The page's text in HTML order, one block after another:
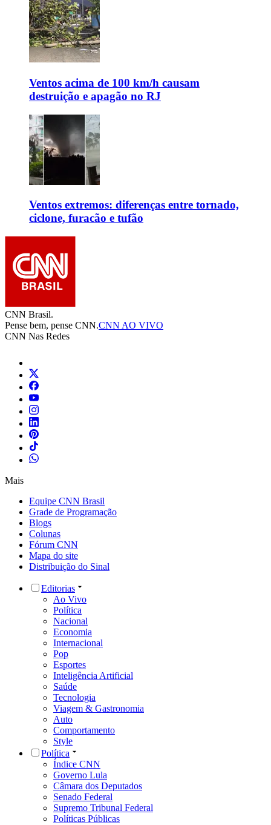
Ventos acima de 100 km/h causam
destruição e apagão no RJ
Ventos extremos: diferenças entre tornado,
ciclone, furacão e tufão
CNN Brasil.
Pense bem, pense CNN.CNN AO VIVO
CNN Nas Redes
Mais
Equipe CNN Brasil
Grade de Programação
Blogs
Colunas
Fórum CNN
Mapa do site
Distribuição do Sinal
Editorias
Ao Vivo
Política
Nacional
Economia
Internacional
Pop
Esportes
Inteligência Artificial
Saúde
Tecnologia
Viagem & Gastronomia
Auto
Comportamento
Style
Política
Índice CNN
Governo Lula
Câmara dos Deputados
Senado Federal
Supremo Tribunal Federal
Políticas Públicas